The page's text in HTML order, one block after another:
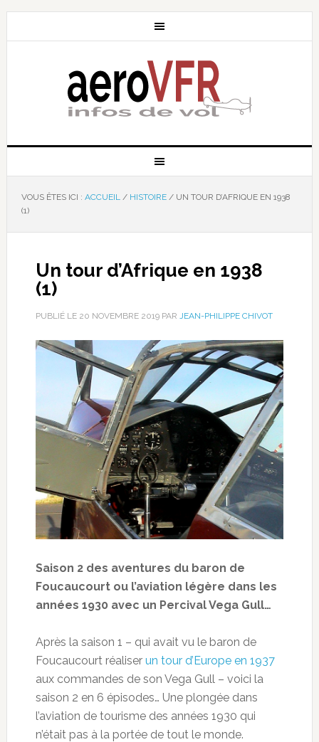
VOUS ÊTES ICI : ACCUEIL / HISTOIRE /UN TOUR D’AFRIQUE EN 1938
(1)
Un tour d’Afrique en 1938
(1)
PUBLIÉ LE 20 NOVEMBRE 2019PAR JEAN-PHILIPPE CHIVOT
Saison 2 des aventures du baron de
Foucaucourt ou l’aviation légère dans les
années 1930 avec un Percival Vega Gull…
Après la saison 1 – qui avait vu le baron de
Foucaucourt réaliser un tour d’Europe en 1937
aux commandes de son Vega Gull – voici la
saison 2 en 6 épisodes… Une plongée dans
l’aviation de tourisme des années 1930 qui
n’était pas à la portée de tout le monde.